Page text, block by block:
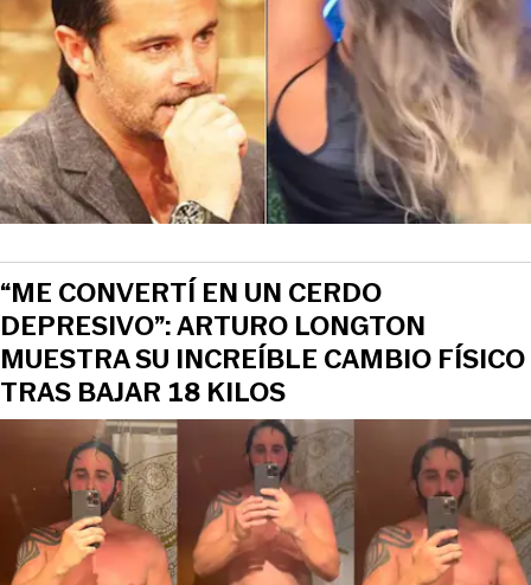
“ME CONVERTÍ EN UN CERDO
DEPRESIVO”: ARTURO LONGTON
MUESTRA SU INCREÍBLE CAMBIO FÍSICO
TRAS BAJAR 18 KILOS